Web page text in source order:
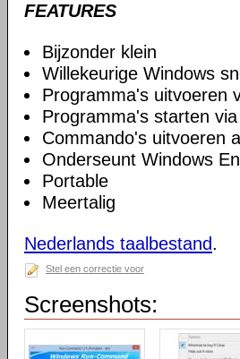
FEATURES
Bijzonder klein
Willekeurige Windows
Programma's uitvoeren
Programma's starten
Commando's uitvoeren
Onderseunt Windows
Portable
Meertalig
Nederlands taalbestand.
Stel een correctie voor
Screenshots: